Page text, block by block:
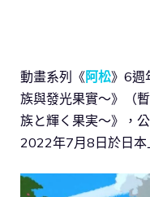
動畫系列《阿松》6週
族與發光果實～》（
族と輝く果実～》，
2022年7月8日於日本